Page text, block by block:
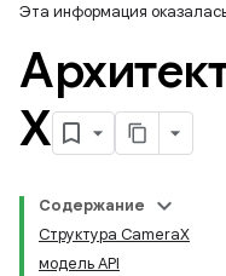
Эта информация
X
Содержание
Структура CameraX
модель API